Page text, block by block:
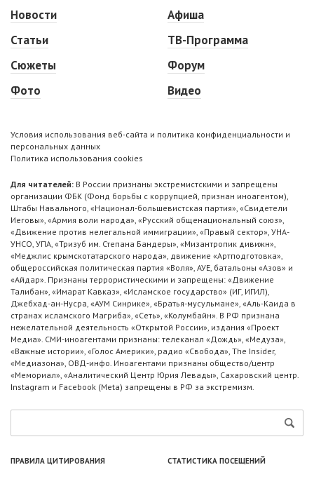
Новости
Статьи
Сюжеты
Фото
Афиша
ТВ-Программа
Форум
Видео
Условия использования веб-сайта и политика конфиденциальности и
персональных данных
Политика использования cookies
Для читателей: В России признаны экстремистскими и запрещены
организации ФБК (Фонд борьбы с коррупцией, признан иноагентом),
Штабы Навального, «Национал-большевистская партия», «Свидетели
Иеговы», «Армия воли народа», «Русский общенациональный союз»,
«Движение против нелегальной иммиграции», «Правый сектор», УНА-
УНСО, УПА, «Тризуб им. Степана Бандеры», «Мизантропик дивижн»,
«Меджлис крымскотатарского народа», движение «Артподготовка»,
общероссийская политическая партия «Воля», АУЕ, батальоны «Азов» и
«Айдар». Признаны террористическими и запрещены: «Движение
Талибан», «Имарат Кавказ», «Исламское государство» (ИГ, ИГИЛ),
Джебхад-ан-Нусра, «АУМ Синрике», «Братья-мусульмане», «Аль-Каида в
странах исламского Магриба», «Сеть», «Колумбайн». В РФ признана
нежелательной деятельность «Открытой России», издания «Проект
Медиа». СМИ-иноагентами признаны: телеканал «Дождь», «Медуза»,
«Важные истории», «Голос Америки», радио «Свобода», The Insider,
«Медиазона», ОВД-инфо. Иноагентами признаны общество/центр
«Мемориал», «Аналитический Центр Юрия Левады», Сахаровский центр.
Instagram и Facebook (Metа) запрещены в РФ за экстремизм.
ПРАВИЛА ЦИТИРОВАНИЯ СТАТИСТИКА ПОСЕЩЕНИЙ